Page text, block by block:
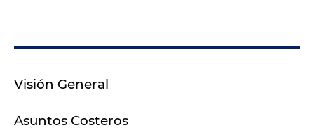
Visión General
Asuntos Costeros